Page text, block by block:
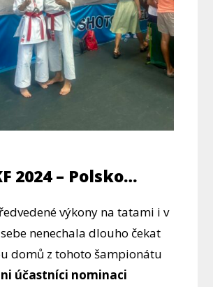
2024 – Polsko…
výkony na tatami i v
nenechala dlouho čekat
domů z tohoto šampionátu
účastníci nominaci